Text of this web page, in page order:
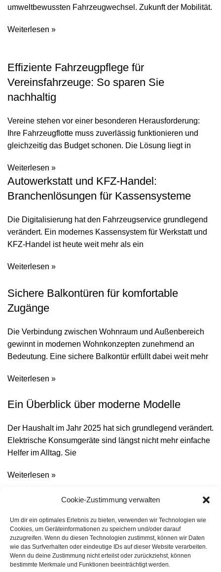
Cookie-Zustimmung verwalten
Um dir ein optimales Erlebnis zu bieten, verwenden wir Technologien wie
Cookies, um Geräteinformationen zu speichern und/oder darauf
zuzugreifen. Wenn du diesen Technologien zustimmst, können wir Daten
wie das Surfverhalten oder eindeutige IDs auf dieser Website verarbeiten.
Wenn du deine Zustimmung nicht erteilst oder zurückziehst, können
bestimmte Merkmale und Funktionen beeinträchtigt werden.
umweltbewussten Fahrzeugwechsel. Zukunft der Mobilität.
Weiterlesen »
Effiziente Fahrzeugpflege für
Vereinsfahrzeuge: So sparen Sie
nachhaltig
Vereine stehen vor einer besonderen Herausforderung:
Ihre Fahrzeugflotte muss zuverlässig funktionieren und
gleichzeitig das Budget schonen. Die Lösung liegt in
Weiterlesen »
Autowerkstatt und KFZ-Handel:
Branchenlösungen für Kassensysteme
Die Digitalisierung hat den Fahrzeugservice grundlegend
verändert. Ein modernes Kassensystem für Werkstatt und
KFZ-Handel ist heute weit mehr als ein
Weiterlesen »
Sichere Balkontüren für komfortable
Zugänge
Die Verbindung zwischen Wohnraum und Außenbereich
gewinnt in modernen Wohnkonzepten zunehmend an
Bedeutung. Eine sichere Balkontür erfüllt dabei weit mehr
Weiterlesen »
Ein Überblick über moderne Modelle
Der Haushalt im Jahr 2025 hat sich grundlegend verändert.
Elektrische Konsumgeräte sind längst nicht mehr einfache
Helfer im Alltag. Sie
Weiterlesen »
Von Charlottenburg bis Neukölln – die
beliebtesten Umzugsfirmen in ganz Berlin
Berlin ist 2024 eine Stadt der Vielfalt mit rund 3,9 Millionen
Einwohnern. Von den eleganten Altbauten in
Charlottenburg über die